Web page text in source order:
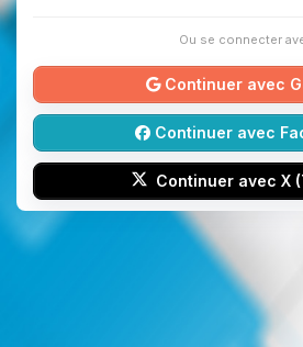
Ou se connecter
Continuer avec
Continuer avec
Continuer avec X